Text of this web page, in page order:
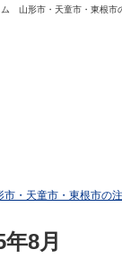
ム市・天童市・東根市の
8月
ム 山形市・天童市・東根市